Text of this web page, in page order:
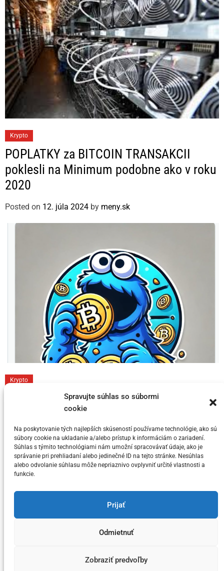
Spravujte súhlas so súbormi
cookie
Na poskytovanie tých najlepších skúseností používame technológie, ako sú
súbory cookie na ukladanie a/alebo prístup k informáciám o zariadení.
Súhlas s týmito technológiami nám umožní spracovávať údaje, ako je
správanie pri prehliadaní alebo jedinečné ID na tejto stránke. Nesúhlas
alebo odvolanie súhlasu môže nepriaznivo ovplyvniť určité vlastnosti a
funkcie.
Prijať
Odmietnuť
Zobraziť predvoľby
e
s
a
t
e
g
r
Krypto
POPLATKY za BITCOIN TRANSAKCII
poklesli na Minimum podobne ako v roku
2020
Posted on 12. júla 2024 by meny.sk
Krypto
Toto sú 3 dôvody prečo si myslia niektorí
KRYPTO Analytici, že Bitcoin dosahuje
svoj vrchol v tomto cykle
Posted on5. júla 2024 by meny.sk
You have not selected any currencies to display
Copyright © meny.sk/ meny@meny.sk 2026 .